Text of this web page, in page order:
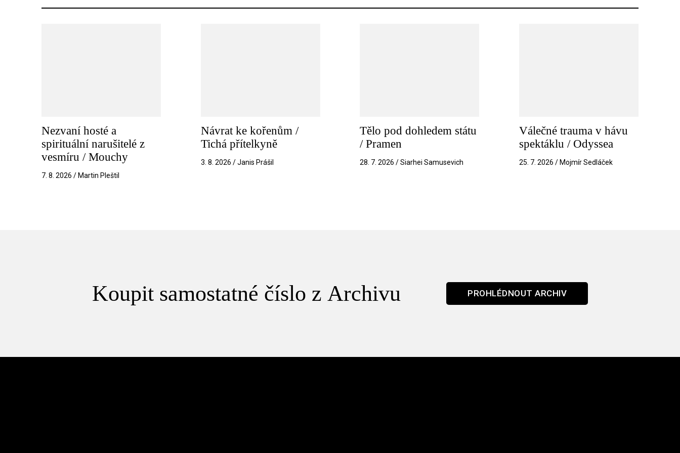
Nezvaní hosté a
spirituální narušitelé z
vesmíru / Mouchy
7. 8. 2026 / Martin Pleštil
Návrat ke kořenům /
Tichá přítelkyně
3. 8. 2026 / Janis Prášil
Tělo pod dohledem státu
/ Pramen
28. 7. 2026 / Siarhei Samusevich
Válečné trauma v hávu
spektáklu / Odyssea
25. 7. 2026 / Mojmír Sedláček
Koupit samostatné číslo z Archivu PROHLÉDNOUT ARCHIV